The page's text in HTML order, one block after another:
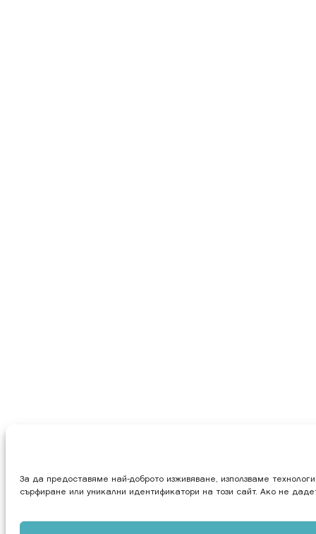
За да предоставяме най-доброто изживяване, използваме
сърфиране или уникални идентификатори на този сайт. Ако не